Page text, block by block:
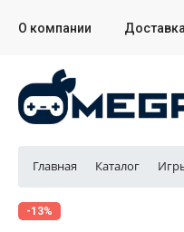
О компании
Игровые
Главная Каталог
-13%